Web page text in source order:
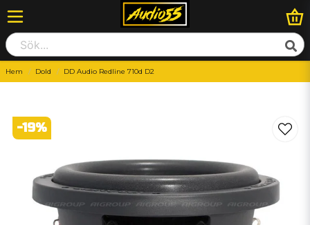
Hem Dold DD Audio Redline 710d D2
-19%